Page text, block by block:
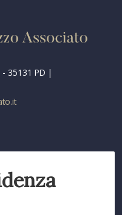
35131 PD |